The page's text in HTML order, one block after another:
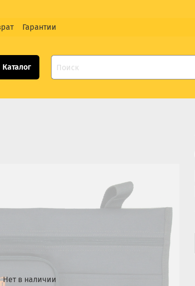
Гарантии
Каталог
Нет в наличии